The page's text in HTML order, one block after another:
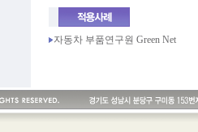
자동차 부품연구원 Green Net